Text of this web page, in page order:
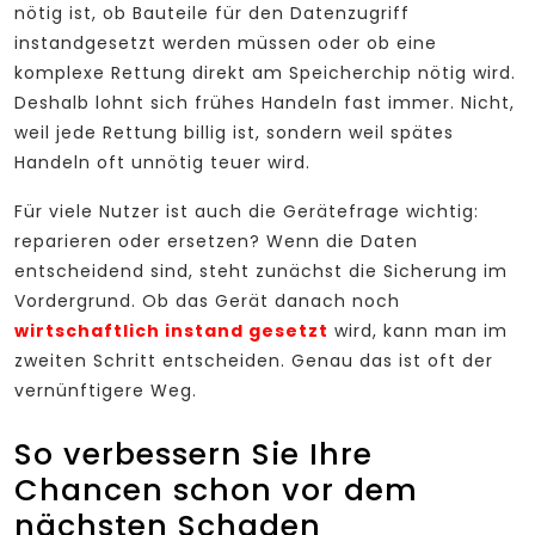
nötig ist, ob Bauteile für den Datenzugriff
instandgesetzt werden müssen oder ob eine
komplexe Rettung direkt am Speicherchip nötig wird.
Deshalb lohnt sich frühes Handeln fast immer. Nicht,
weil jede Rettung billig ist, sondern weil spätes
Handeln oft unnötig teuer wird.
Für viele Nutzer ist auch die Gerätefrage wichtig:
reparieren oder ersetzen? Wenn die Daten
entscheidend sind, steht zunächst die Sicherung im
Vordergrund. Ob das Gerät danach noch
wirtschaftlich instand gesetzt wird, kann man im
zweiten Schritt entscheiden. Genau das ist oft der
vernünftigere Weg.
So verbessern Sie Ihre
Chancen schon vor dem
nächsten Schaden